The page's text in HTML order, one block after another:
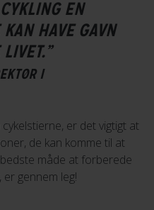
EN
HAVE GAVN
I
er det vigtigt at
de kan komme til at
måde at forberede
gennem leg!